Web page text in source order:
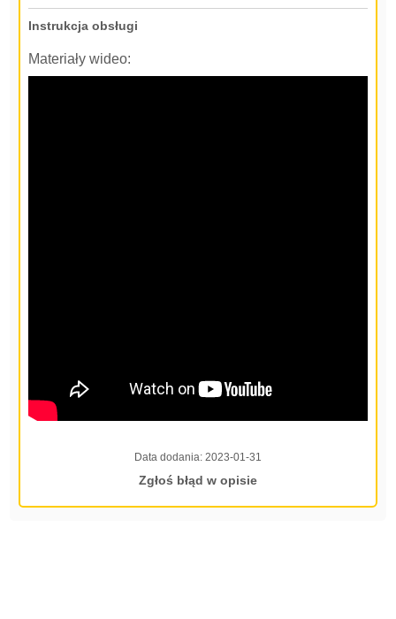
Instrukcja obsługi
Materiały wideo:
Data dodania: 2023-01-31
Zgłoś błąd w opisie